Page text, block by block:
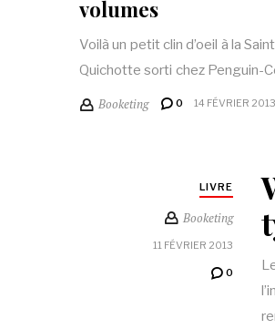
volumes
Voilà un petit clin d’oeil à la
Quichotte sorti chez Penguin-
Booketing 0 14 FÉVRIER 2013
LIVRE
Booketing
11 FÉVRIER 2013
0